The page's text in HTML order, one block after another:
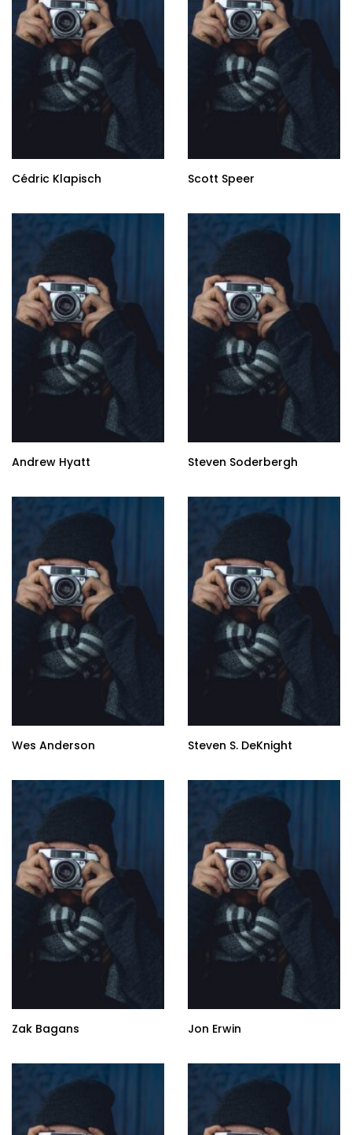
Cédric Klapisch Scott Speer
Andrew Hyatt Steven Soderbergh
Wes Anderson Steven S. DeKnight
Zak Bagans Jon Erwin